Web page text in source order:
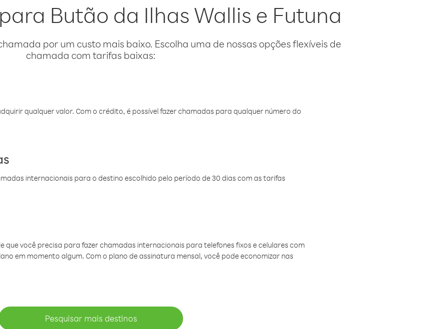
Butão da Ilhas Wallis e Futuna
por um custo mais baixo. Escolha uma de nossas opções flexíveis de
chamada com tarifas baixas:
qualquer valor. Com o crédito, é possível fazer chamadas para qualquer número do
internacionais para o destino escolhido pelo período de 30 dias com as tarifas
que você precisa para fazer chamadas internacionais para telefones fixos e celulares com
em momento algum. Com o plano de assinatura mensal, você pode economizar nas
Pesquisar mais destinos